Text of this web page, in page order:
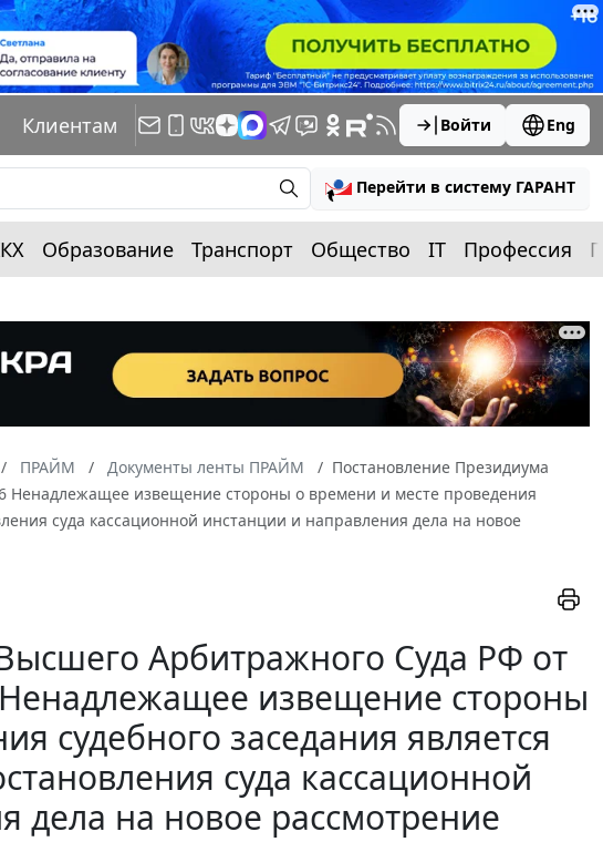
Клиентам Войти Eng
Перейти в систему ГАРАНТ
Образование Транспорт Общество IT Профессия
ПРАЙМ Документы ленты ПРАЙМ
Постановление Президиума
Ненадлежащее извещение стороны о времени и месте проведения
суда кассационной инстанции и направления дела на новое
Арбитражного Суда РФ от
извещение стороны
судебного заседания является
суда кассационной
дела на новое рассмотрение